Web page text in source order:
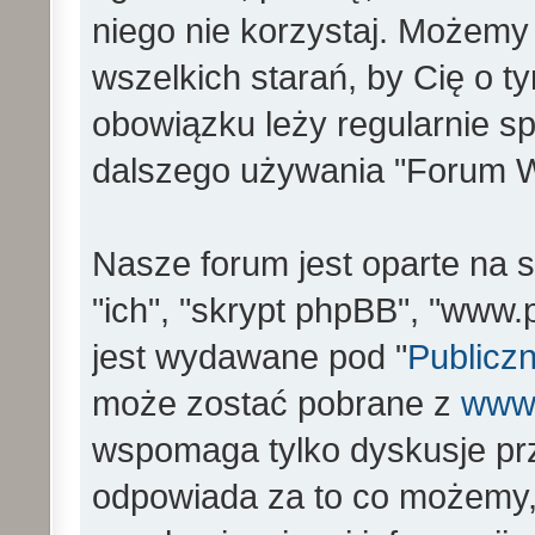
niego nie korzystaj.
wszelkich starań, by Cię o
obowiązku leży regularnie
dalszego używania "Forum
Nasze forum jest oparte na
"ich", "skrypt phpBB",
jest wydawane pod "
może zostać pobrane z
wspomaga tylko dyskusje
odpowiada za to co